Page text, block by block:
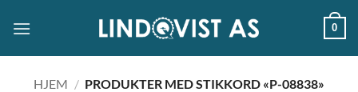
0
HJEM / PRODUKTER MED STIKKORD «P-08838»